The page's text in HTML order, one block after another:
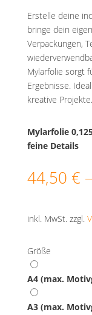
Erstelle deine
bringe dein
Verpackungen,
Mylarfolie sorgt
Ergebnisse.
kreative Projekte.
Mylarfolie
feine Details
44,50 € –
inkl. MwSt. zzgl.
Größe
A4 (max.
A3 (max.